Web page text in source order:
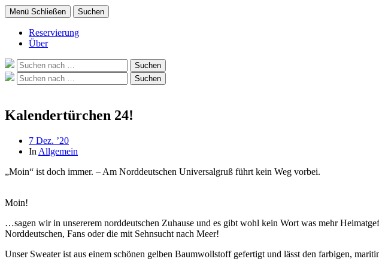
Menü Schließen Suchen
Reservierung
Über
Suche
nach:
Suchen
Suche
nach:
Suchen
Kalendertürchen 24!
Beitragsdatum
7 Dez. ’20
In Allgemein
„Moin“ ist doch immer. – Am Norddeutschen Universalgruß führt kein Weg vorbei.
Moin!
…sagen wir in unsererem norddeutschen Zuhause und es gibt wohl kein Wort was mehr
Norddeutschen, Fans oder die mit Sehnsucht nach Meer!
Unser Sweater ist aus einem schönen gelben Baumwollstoff gefertigt und lässt den farbigen,